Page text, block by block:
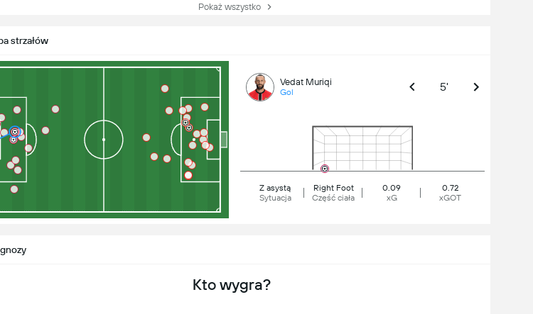
Pokaż wszystko
strzałów
Vedat Muriqi
Gol 5'
Z asystą
Sytuacja
Right Foot
Część ciała
0.09
xG
0.72
xGOT
Kto wygra?